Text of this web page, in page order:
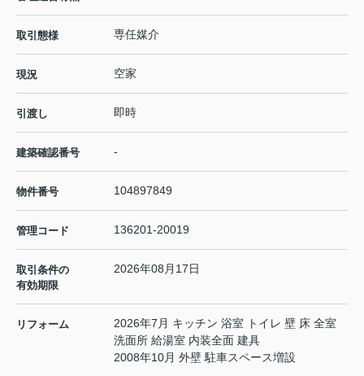
取引態様 専任媒介
現況 空家
引渡し 即時
建築確認番号 -
物件番号 104897849
管理コード 136201-20019
取引条件の
有効期限
2026年08月17日
リフォーム
2026年7月 キッチン 浴室 トイレ 壁 床 全室
洗面所 給湯室 内装全面 建具
2008年10月 外壁 駐車スペース増設